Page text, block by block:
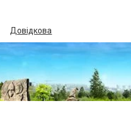
Довідкова